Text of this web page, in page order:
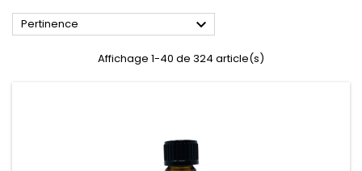
Pertinence 
Affichage 1-40 de 324 article(s)